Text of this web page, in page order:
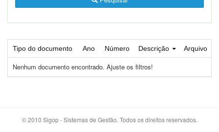
Tipo do documento Ano Número Descrição Arquivo
Nenhum documento encontrado. Ajuste os filtros!
© 2010 Sigop - Sistemas de Gestão. Todos os direitos reservados.